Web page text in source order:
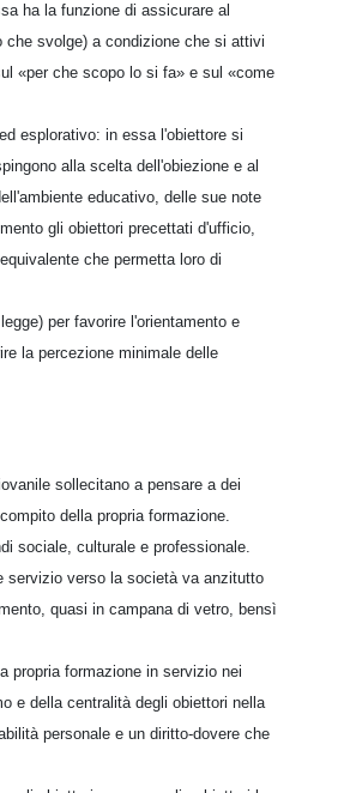
ha la funzione di assicurare al
che svolge) a condizione che si attivi
«per che scopo lo si fa» e sul «come
esplorativo: in essa l'obiettore si
alla scelta dell'obiezione e al
educativo, delle sue note
gli obiettori precettati d'ufficio,
che permetta loro di
per favorire l'orientamento e
la percezione minimale delle
sollecitano a pensare a dei
della propria formazione.
sociale, culturale e professionale.
servizio verso la società va anzitutto
quasi in campana di vetro, bensì
propria formazione in servizio nei
e della centralità degli obiettori nella
personale e un diritto-dovere che